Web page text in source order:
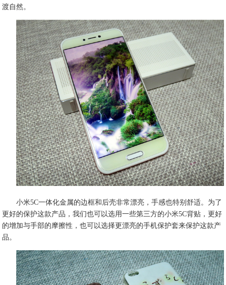
渡自然。
小米5C一体化金属的边框和后壳非常漂亮，手感也特别舒适。为了
更好的保护这款产品，我们也可以选用一些第三方的小米5C背贴，更好
的增加与手部的摩擦性，也可以选择更漂亮的手机保护套来保护这款产
品。